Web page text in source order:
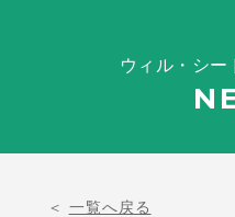
ウィル・シー
＜ 一覧へ戻る